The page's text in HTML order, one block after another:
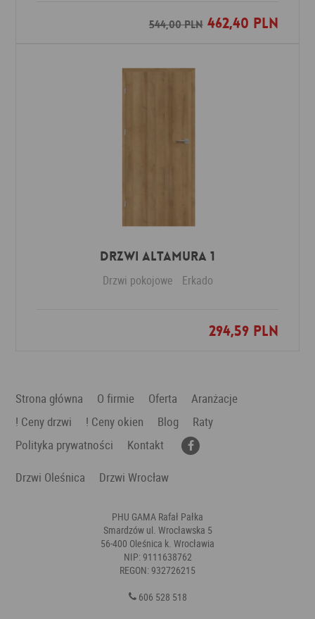
544,00 PLN462,40 PLN
Dodaj do ulubionych
Drzwi Altamura 1
Drzwi pokojowe Erkado
294,59 PLN
Dodaj do ulubionych
Strona główna O firmie Oferta
Aranżacje
! Ceny drzwi
! Ceny okien Blog
Raty
Polityka prywatności
Kontakt
Drzwi Oleśnica
Drzwi Wrocław
PHU GAMA Rafał Pałka
Smardzów ul. Wrocławska 5
56-400 Oleśnica k. Wrocławia
NIP: 9111638762
REGON: 932726215
606 528 518